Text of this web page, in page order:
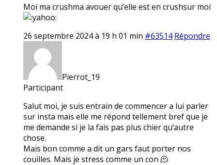
Moi ma crushma avouer qu’elle est en crushsur moi
26 septembre 2024 à 19 h 01 min #63514 Répondre
Pierrot_19
Participant
Salut moi, je suis entrain de commencer a lui parler
sur insta mais elle me répond tellement bref que je
me demande si je la fais pas plus chier qu’autre
chose.
Mais bon comme a dit un gars faut porter nos
couilles. Mais je stress comme un con 🫠